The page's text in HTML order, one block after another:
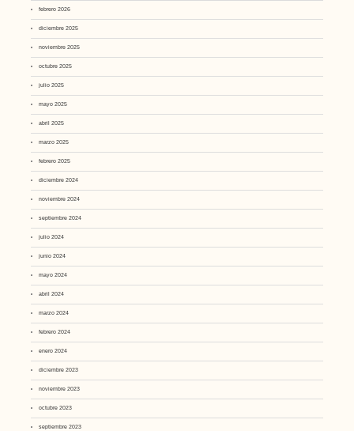
febrero 2026
diciembre 2025
noviembre 2025
octubre 2025
julio 2025
mayo 2025
abril 2025
marzo 2025
febrero 2025
diciembre 2024
noviembre 2024
septiembre 2024
julio 2024
junio 2024
mayo 2024
abril 2024
marzo 2024
febrero 2024
enero 2024
diciembre 2023
noviembre 2023
octubre 2023
septiembre 2023